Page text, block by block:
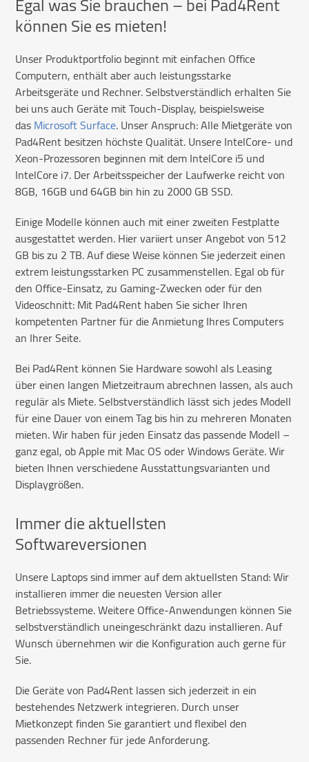
können Sie es mieten!
Unser Produktportfolio beginnt mit einfachen Office
Computern, enthält aber auch leistungsstarke
Arbeitsgeräte und Rechner. Selbstverständlich erhalten Sie
bei uns auch Geräte mit Touch-Display, beispielsweise
dasMicrosoft Surface. Unser Anspruch: Alle Mietgeräte von
Pad4Rent besitzen höchste Qualität. Unsere IntelCore- und
Xeon-Prozessoren beginnen mit dem IntelCore i5 und
IntelCore i7. Der Arbeitsspeicher der Laufwerke reicht von
8GB, 16GB und 64GB bin hin zu 2000 GB SSD.
Einige Modelle können auch mit einer zweiten Festplatte
ausgestattet werden. Hier variiert unser Angebot von 512
GB bis zu 2 TB. Auf diese Weise können Sie jederzeit einen
extrem leistungsstarken PC zusammenstellen. Egal ob für
den Office-Einsatz, zu Gaming-Zwecken oder für den
Videoschnitt: Mit Pad4Rent haben Sie sicher Ihren
kompetenten Partner für die Anmietung Ihres Computers
an Ihrer Seite.
Bei Pad4Rent können Sie Hardware sowohl als Leasing
über einen langen Mietzeitraum abrechnen lassen, als auch
regulär als Miete. Selbstverständlich lässt sich jedes Modell
für eine Dauer von einem Tag bis hin zu mehreren Monaten
mieten. Wir haben für jeden Einsatz das passende Modell –
ganz egal, ob Apple mit Mac OS oder Windows Geräte. Wir
bieten Ihnen verschiedene Ausstattungsvarianten und
Displaygrößen.
Immer die aktuellsten
Softwareversionen
Unsere Laptops sind immer auf dem aktuellsten Stand: Wir
installieren immer die neuesten Version aller
Betriebssysteme. Weitere Office-Anwendungen können Sie
selbstverständlich uneingeschränkt dazu installieren. Auf
Wunsch übernehmen wir die Konfiguration auch gerne für
Sie.
Die Geräte von Pad4Rent lassen sich jederzeit in ein
bestehendes Netzwerk integrieren. Durch unser
Mietkonzept finden Sie garantiert und flexibel den
passenden Rechner für jede Anforderung.